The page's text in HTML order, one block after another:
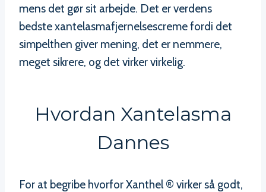
mens det gør sit arbejde. Det er verdens
bedste xantelasmafjernelsescreme fordi det
simpelthen giver mening, det er nemmere,
meget sikrere, og det virker virkelig.
Hvordan Xantelasma
Dannes
For at begribe hvorfor Xanthel ® virker så godt,